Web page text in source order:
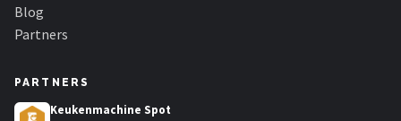
Blog
Partners
PARTNERS
Keukenmachine Spot